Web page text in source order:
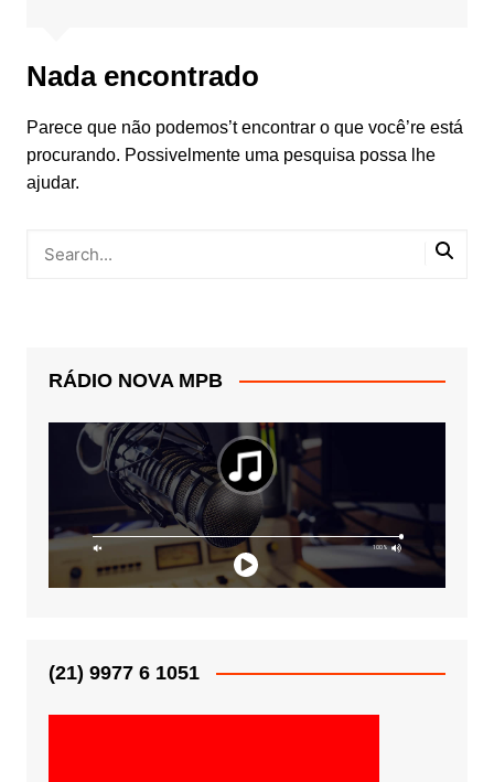
Nada encontrado
Parece que não podemos’t encontrar o que você’re está
procurando. Possivelmente uma pesquisa possa lhe
ajudar.
RÁDIO NOVA MPB
(21) 9977 6 1051